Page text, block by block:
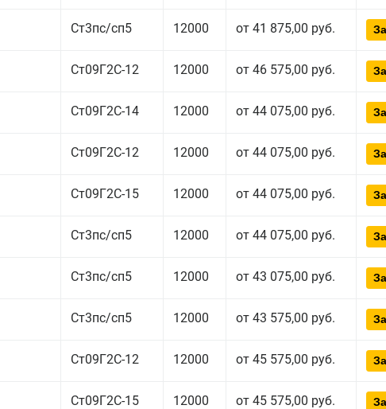
Ст3пс/сп5 12000 от 41 875,00 руб.
Ст09Г2С-12 12000 от 46 575,00 руб.
Ст09Г2С-14 12000 от 44 075,00 руб.
Ст09Г2С-12 12000 от 44 075,00 руб.
Ст09Г2С-15 12000 от 44 075,00 руб.
Ст3пс/сп5 12000 от 44 075,00 руб.
Ст3пс/сп5 12000 от 43 075,00 руб.
Ст3пс/сп5 12000 от 43 575,00 руб.
Ст09Г2С-12 12000 от 45 575,00 руб.
Ст09Г2С-15 12000 от 45 575,00 руб.